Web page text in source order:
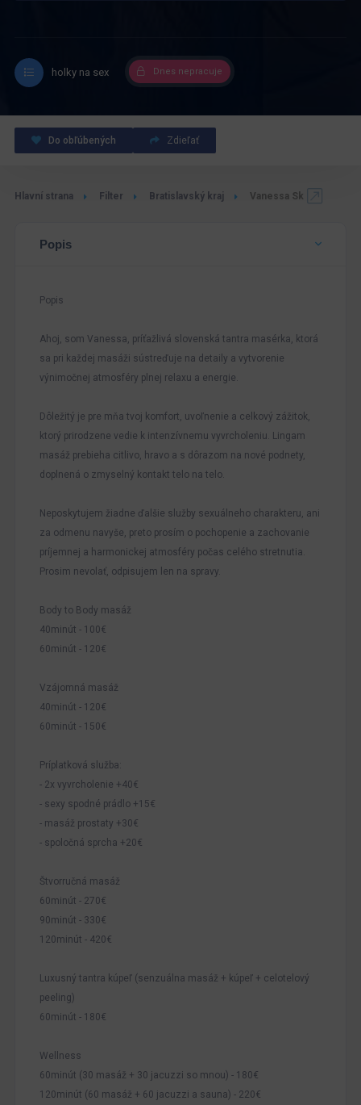
holky na sex Dnes nepracuje
Do obľúbených Zdieľať
Hlavní strana Filter Bratislavský kraj Vanessa Sk
Popis
Popis
Ahoj, som Vanessa, príťažlivá slovenská tantra masérka, ktorá
sa pri každej masáži sústreďuje na detaily a vytvorenie
výnimočnej atmosféry plnej relaxu a energie.
Dôležitý je pre mňa tvoj komfort, uvoľnenie a celkový zážitok,
ktorý prirodzene vedie k intenzívnemu vyvrcholeniu. Lingam
masáž prebieha citlivo, hravo a s dôrazom na nové podnety,
doplnená o zmyselný kontakt telo na telo.
Neposkytujem žiadne ďalšie služby sexuálneho charakteru, ani
za odmenu navyše, preto prosím o pochopenie a zachovanie
príjemnej a harmonickej atmosféry počas celého stretnutia.
Prosim nevolať, odpisujem len na spravy.
Body to Body masáž
40minút - 100€
60minút - 120€
Vzájomná masáž
40minút - 120€
60minút - 150€
Príplatková služba:
- 2x vyvrcholenie +40€
- sexy spodné prádlo +15€
- masáž prostaty +30€
- spoločná sprcha +20€
Štvorručná masáž
60minút - 270€
90minút - 330€
120minút - 420€
Luxusný tantra kúpeľ (senzuálna masáž + kúpeľ + celotelový
peeling)
60minút - 180€
Wellness
60minút (30 masáž + 30 jacuzzi so mnou) - 180€
120minút (60 masáž + 60 jacuzzi a sauna) - 220€